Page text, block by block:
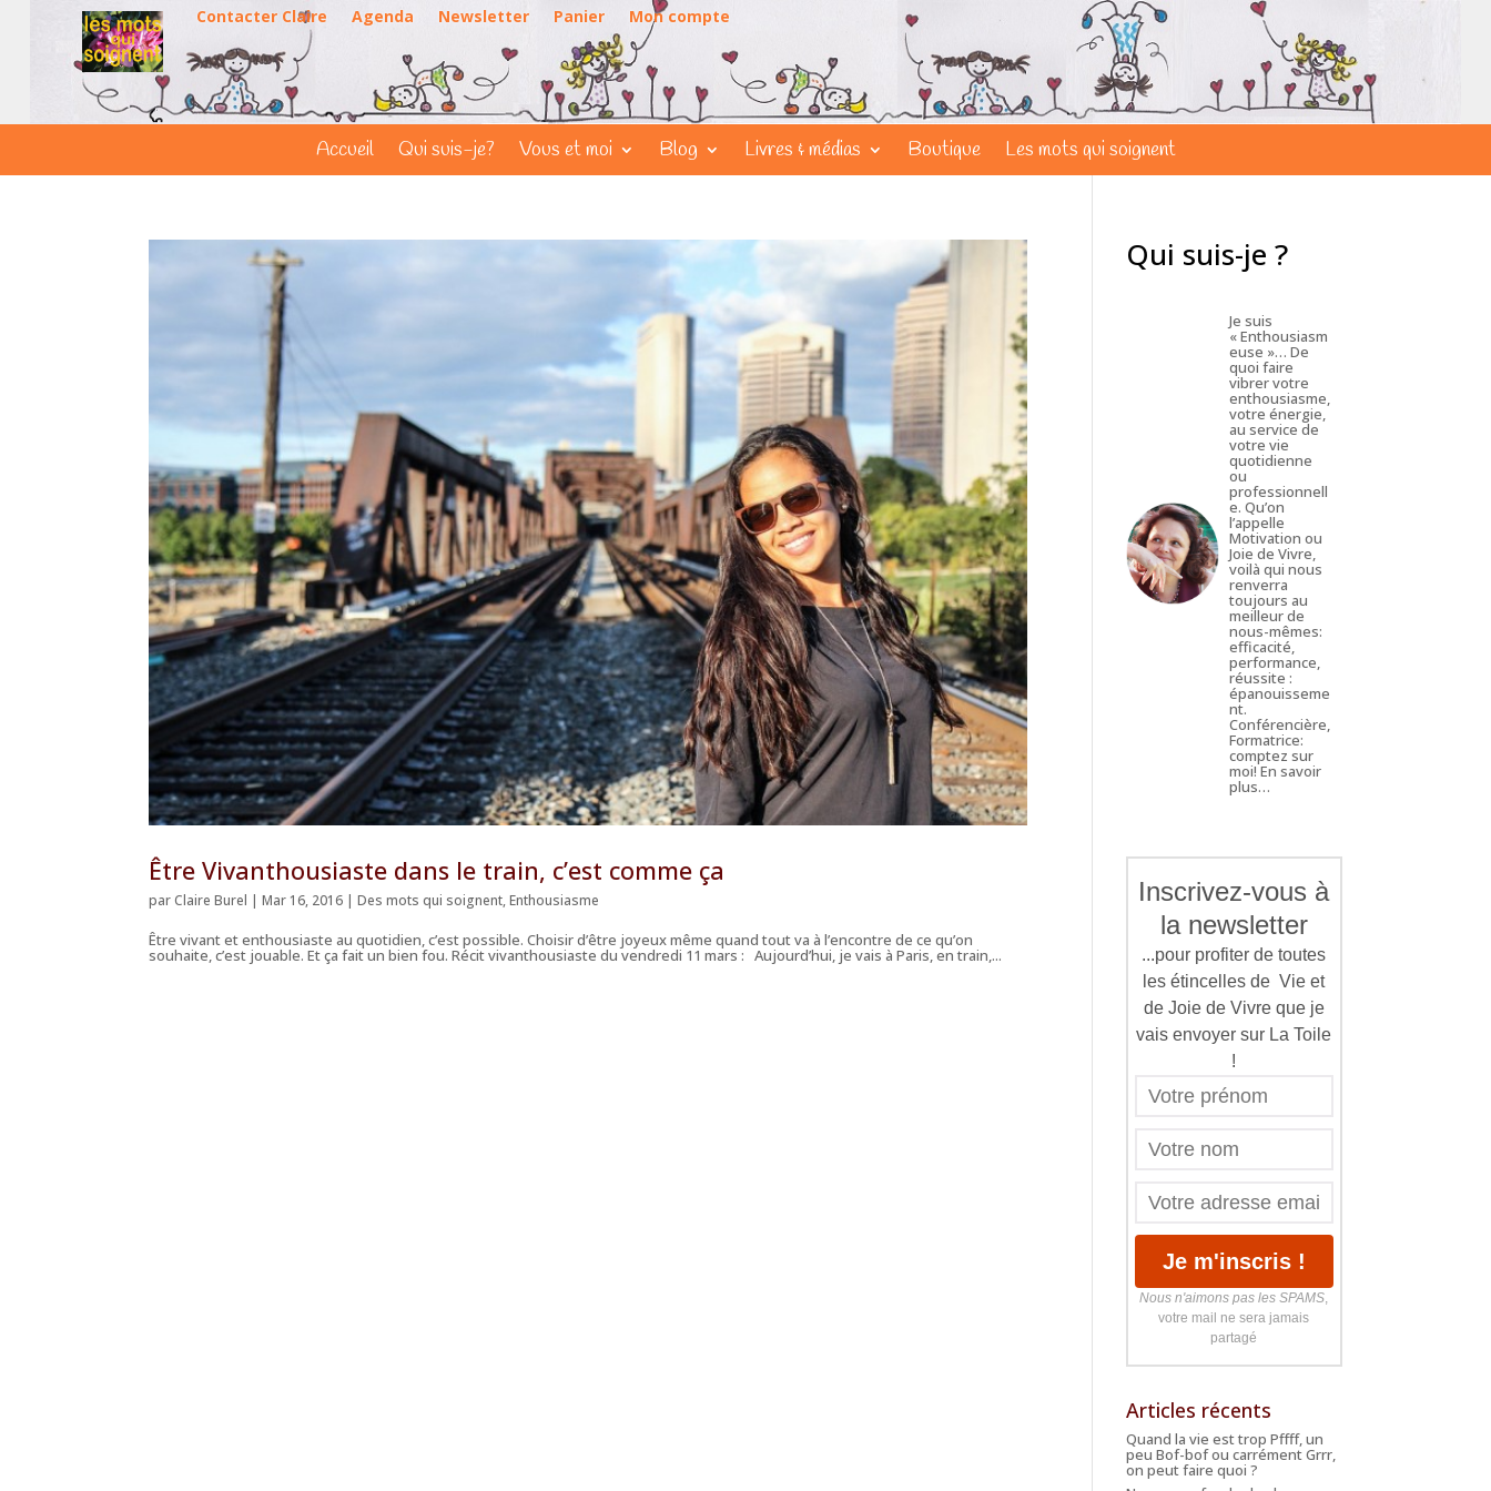
Contacter Claire Agenda Newsletter Panier Mon compte
Accueil Qui suis-je? Vous et moi Blog Livres & médias Boutique Les mots qui soignent
Être Vivanthousiaste dans le train, c’est comme ça
parClaire Burel |Mar 16, 2016 |Des mots qui soignent,Enthousiasme
Être vivant et enthousiaste au quotidien, c’est possible. Choisir d’être joyeux même quand tout va à l’encontre de ce qu’on
souhaite, c’est jouable. Et ça fait un bien fou. Récit vivanthousiaste du vendredi 11 mars : Aujourd’hui, je vais à Paris, en train,...
Qui suis-je ?
Je suis
« Enthousiasm
euse »… De
quoi faire
vibrer votre
enthousiasme,
votre énergie,
au service de
votre vie
quotidienne
ou
professionnell
e. Qu’on
l’appelle
Motivation ou
Joie de Vivre,
voilà qui nous
renverra
toujours au
meilleur de
nous-mêmes:
efficacité,
performance,
réussite :
épanouisseme
nt.
Conférencière,
Formatrice:
comptez sur
moi!En savoir
plus…
Inscrivez-vous à
la newsletter
...pour profiter de toutes
les étincelles de Vie et
de Joie de Vivre que je
vais envoyer sur La Toile
!
Nous n'aimons pas les SPAMS,
votre mail ne sera jamais
partagé
Articles récents
Quand la vie est trop Pffff, un
peu Bof-bof ou carrément Grrr,
on peut faire quoi ?